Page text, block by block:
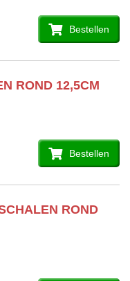
Bestellen
ROND 12,5CM
Bestellen
ROND